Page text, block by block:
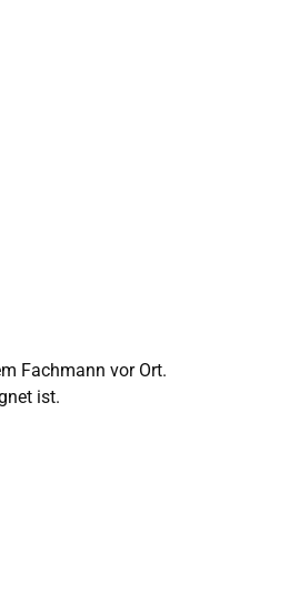
Fachmann vor Ort.
ist.